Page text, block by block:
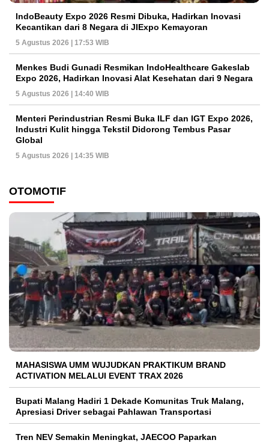
IndoBeauty Expo 2026 Resmi Dibuka, Hadirkan Inovasi
Kecantikan dari 8 Negara di JIExpo Kemayoran
5 Agustus 2026 | 17:53 WIB
Menkes Budi Gunadi Resmikan IndoHealthcare Gakeslab
Expo 2026, Hadirkan Inovasi Alat Kesehatan dari 9 Negara
5 Agustus 2026 | 14:40 WIB
Menteri Perindustrian Resmi Buka ILF dan IGT Expo 2026,
Industri Kulit hingga Tekstil Didorong Tembus Pasar
Global
5 Agustus 2026 | 14:35 WIB
OTOMOTIF
MAHASISWA UMM WUJUDKAN PRAKTIKUM BRAND
ACTIVATION MELALUI EVENT TRAX 2026
Bupati Malang Hadiri 1 Dekade Komunitas Truk Malang,
Apresiasi Driver sebagai Pahlawan Transportasi
Tren NEV Semakin Meningkat, JAECOO Paparkan